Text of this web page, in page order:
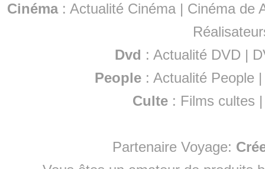
Cinéma: Actualité Cinéma | Cinéma de
Dvd : Actualité DVD |
People :Actualité People
Culte : Films cultes
Partenaire Voyage: